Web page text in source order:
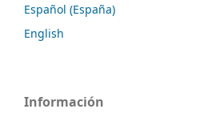
Español (España)
English
Información